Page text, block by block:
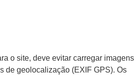
o site, deve evitar carregar imagens
de geolocalização (EXIF GPS). Os